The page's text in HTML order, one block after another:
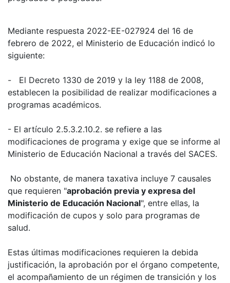
Mediante respuesta 2022-EE-027924 del 16 de
febrero de 2022, el Ministerio de Educación indicó lo
siguiente:
- El Decreto 1330 de 2019 y la ley 1188 de 2008,
establecen la posibilidad de realizar modificaciones a
programas académicos.
- El artículo 2.5.3.2.10.2. se refiere a las
modificaciones de programa y exige que se informe al
Ministerio de Educación Nacional a través del SACES.
No obstante, de manera taxativa incluye 7 causales
que requieren "aprobación previa y expresa del
Ministerio de Educación Nacional", entre ellas, la
modificación de cupos y solo para programas de
salud.
Estas últimas modificaciones requieren la debida
justificación, la aprobación por el órgano competente,
el acompañamiento de un régimen de transición y los